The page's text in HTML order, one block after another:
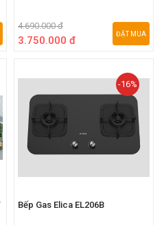
4.690.000 đ
3.750.000 đ
ĐẶT MUA
-16%
Bếp Gas Elica EL206B